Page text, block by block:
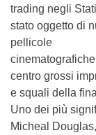
trading negli
stato oggetto di
pellicole
cinematografiche
centro grossi
e squali della
Uno dei più
Micheal